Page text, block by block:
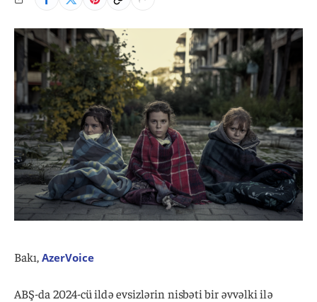
Bakı, AzerVoice
ABŞ-da 2024-cü ildə evsizlərin nisbəti bir əvvəlki ilə